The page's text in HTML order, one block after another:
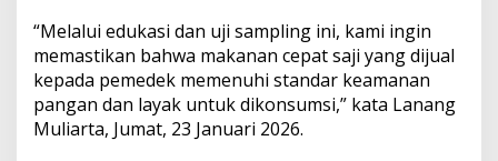
a
k
n
a
n
“Melalui edukasi dan uji sampling ini, kami ingin
memastikan bahwa makanan cepat saji yang dijual
kepada pemedek memenuhi standar keamanan
pangan dan layak untuk dikonsumsi,” kata Lanang
Muliarta, Jumat, 23 Januari 2026.